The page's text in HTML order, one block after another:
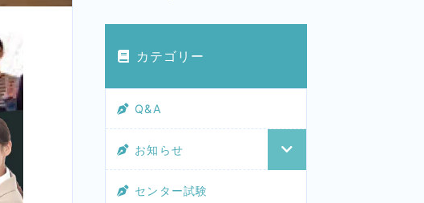
カテゴリー
Q&A
お知らせ
センター試験